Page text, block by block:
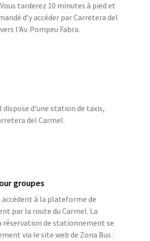
tarderez 10 minutes à pied et
d’y accéder par Carretera del
l'Av. Pompeu Fabra.
dispose d’une station de taxis,
del Carmel.
groupes
accèdent à la plateforme de
par la route du Carmel. La
réservation de stationnement se
via le site web de Zona Bus :